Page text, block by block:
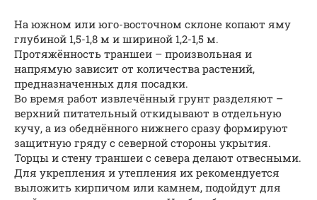
На южном или юго-восточном склоне копают яму
глубиной 1,5-1,8 м и шириной 1,2-1,5 м.
Протяжённость траншеи – произвольная и
напрямую зависит от количества растений,
предназначенных для посадки.
Во время работ извлечённый грунт разделяют –
верхний питательный откидывают в отдельную
кучу, а из обеднённого нижнего сразу формируют
защитную гряду с северной стороны укрытия.
Торцы и стену траншеи с севера делают отвесными.
Для укрепления и утепления их рекомендуется
выложить кирпичом или камнем, подойдут для